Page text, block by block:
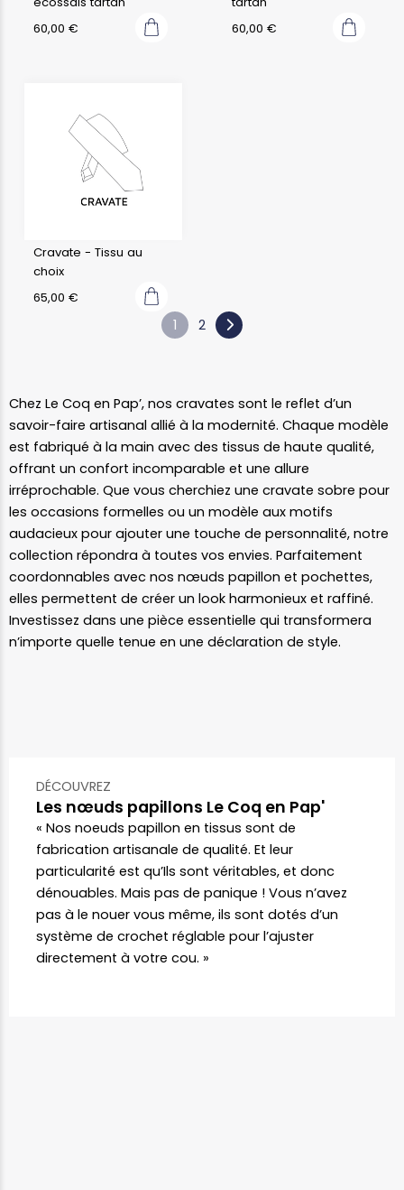
60,00 €
60,00 €
Cravate - Tissu au
choix
65,00 €
1 2
Chez Le Coq en Pap’, nos cravates sont le reflet d’un
savoir-faire artisanal allié à la modernité. Chaque modèle
est fabriqué à la main avec des tissus de haute qualité,
offrant un confort incomparable et une allure
irréprochable. Que vous cherchiez une cravate sobre pour
les occasions formelles ou un modèle aux motifs
audacieux pour ajouter une touche de personnalité, notre
collection répondra à toutes vos envies. Parfaitement
coordonnables avec nos nœuds papillon et pochettes,
elles permettent de créer un look harmonieux et raffiné.
Investissez dans une pièce essentielle qui transformera
n’importe quelle tenue en une déclaration de style.
DÉCOUVREZ
Les nœuds papillons Le Coq en Pap'
« Nos noeuds papillon en tissus sont de
fabrication artisanale de qualité. Et leur
particularité est qu’Ils sont véritables, et donc
dénouables. Mais pas de panique ! Vous n’avez
pas à le nouer vous même, ils sont dotés d’un
système de crochet réglable pour l’ajuster
directement à votre cou. »